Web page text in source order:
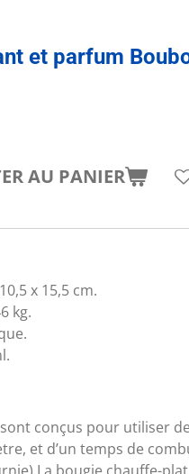
et parfum
AU PANIER
x 15,5 cm.
kg.
conçus pour utiliser
et d’un temps de